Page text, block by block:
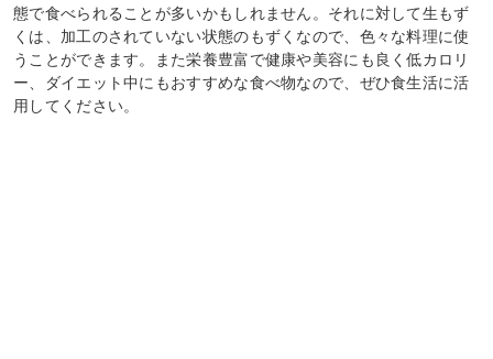
態で食べられることが多いかもしれません。それに対して生もず
くは、加工のされていない状態のもずくなので、色々な料理に使
うことができます。また栄養豊富で健康や美容にも良く低カロリ
ー、ダイエット中にもおすすめな食べ物なので、ぜひ食生活に活
用してください。